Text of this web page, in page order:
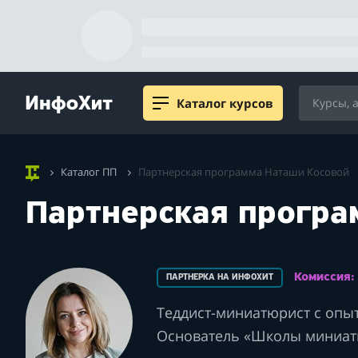
Каталог курсов
Каталог ПП Партнерская программа Наташи Косовой
Партнерская
ПАРТНЕРКА НА ИНФОХИТ
Теддист-миниатюрист с
Основатель «Школы